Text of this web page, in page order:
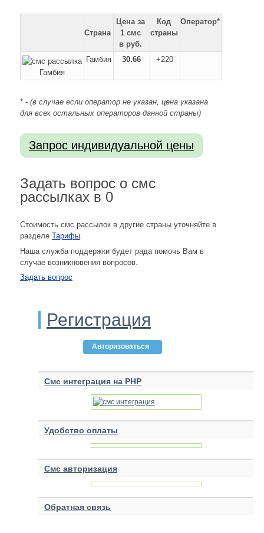
Страна
Цена за
1 смс
в руб.
Код
страны
Оператор*
Гамбия 30.66 +220
* - (в случае если оператор не указан, цена указана
для всех остальных операторов данной страны)
Задать вопрос о смс
рассылках в 0
Стоимость смс рассылок в другие страны уточняйте в
разделе Тарифы.
Наша служба поддержки будет рада помочь Вам в
случае возникновения вопросов.
Задать вопрос
Регистрация
Авторизоваться
Смс интеграция на PHP
Удобство оплаты
Смс авторизация
Обратная связь